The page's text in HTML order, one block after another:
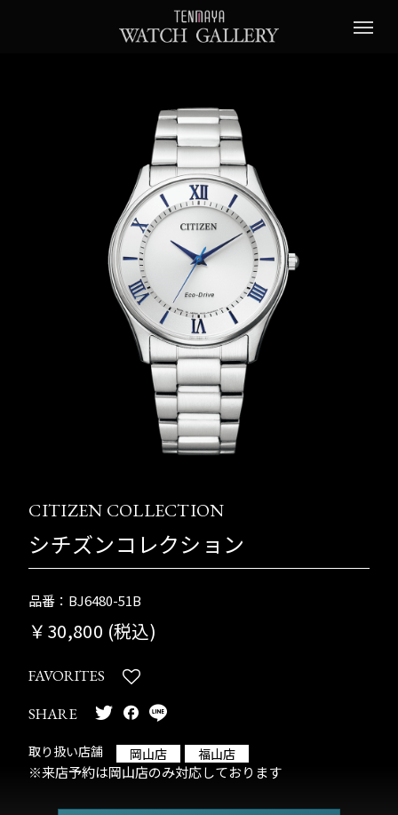
CITIZEN COLLECTION
シチズンコレクション
品番：BJ6480-51B
￥30,800 (税込)
FAVORITES
SHARE
取り扱い店舗 岡山店 福山店
※来店予約は岡山店のみ対応しております